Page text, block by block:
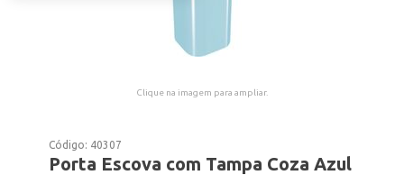
Clique na imagem para ampliar.
Código: 40307
Porta Escova com Tampa Coza Azul